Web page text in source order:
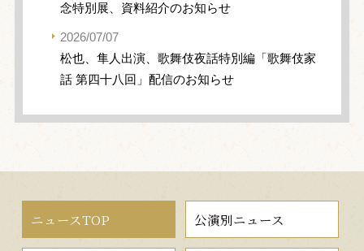
念特別展、資料紹介のお知らせ
2026/07/07
松也、隼人出演、歌舞伎夜話特別編「歌舞伎家
話 第四十八回」配信のお知らせ
ニュースTOP 公演別ニュース